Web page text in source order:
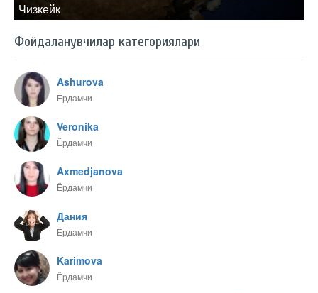
Чизкейк
Фойдаланувчилар категориялари
Ashurova
Ёрдамчи
Veronika
Ёрдамчи
Axmedjanova
Ёрдамчи
Дания
Ёрдамчи
Karimova
Ёрдамчи